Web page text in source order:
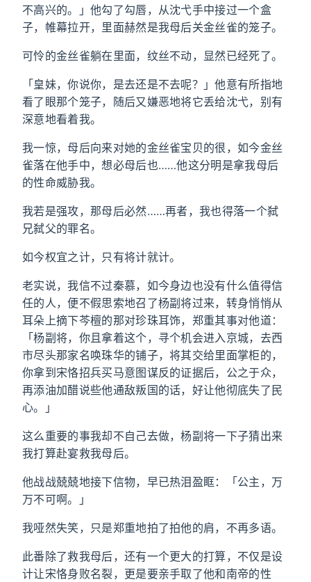
不高兴的。」他勾了勾唇，从沈弋手中接过一个盒
子，帷幕拉开，里面赫然是我母后关金丝雀的笼子。
可怜的金丝雀躺在里面，纹丝不动，显然已经死了。
「皇妹，你说你，是去还是不去呢？」他意有所指地
看了眼那个笼子，随后又嫌恶地将它丢给沈弋，别有
深意地看着我。
我一惊，母后向来对她的金丝雀宝贝的很，如今金丝
雀落在他手中，想必母后也……他这分明是拿我母后
的性命威胁我。
我若是强攻，那母后必然……再者，我也得落一个弑
兄弑父的罪名。
如今权宜之计，只有将计就计。
老实说，我信不过秦慕，如今身边也没有什么值得信
任的人，便不假思索地召了杨副将过来，转身悄悄从
耳朵上摘下芩檀的那对珍珠耳饰，郑重其事对他道：
「杨副将，你且拿着这个，寻个机会进入京城，去西
市尽头那家名唤珠华的铺子，将其交给里面掌柜的，
你拿到宋恪招兵买马意图谋反的证据后，公之于众，
再添油加醋说些他通敌叛国的话，好让他彻底失了民
心。」
这么重要的事我却不自己去做，杨副将一下子猜出来
我打算赴宴救我母后。
他战战兢兢地接下信物，早已热泪盈眶：「公主，万
万不可啊。」
我哑然失笑，只是郑重地拍了拍他的肩，不再多语。
此番除了救我母后，还有一个更大的打算，不仅是设
计让宋恪身败名裂，更是要亲手取了他和南帝的性